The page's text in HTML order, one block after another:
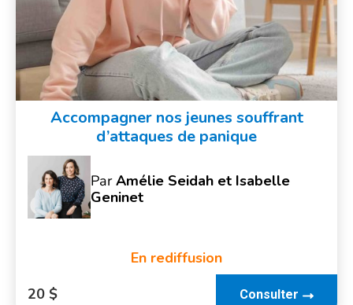
Accompagner nos jeunes souffrant
d’attaques de panique
ParAmélie Seidah et Isabelle
Geninet
En rediffusion
20 $
Consulter